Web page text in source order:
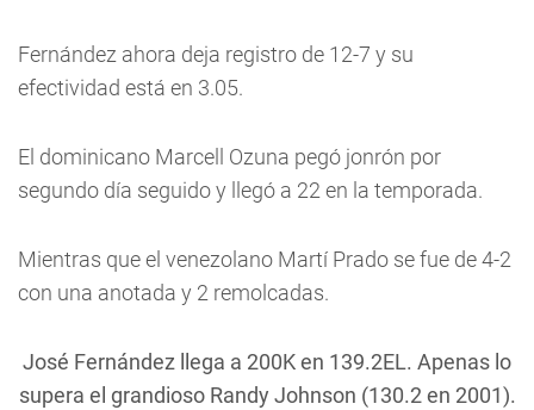
Fernández ahora deja registro de 12-7 y su
efectividad está en 3.05.
El dominicano Marcell Ozuna pegó jonrón por
segundo día seguido y llegó a 22 en la temporada.
Mientras que el venezolano Martí Prado se fue de 4-2
con una anotada y 2 remolcadas.
José Fernández llega a 200K en 139.2EL. Apenas lo
supera el grandioso Randy Johnson (130.2 en 2001).